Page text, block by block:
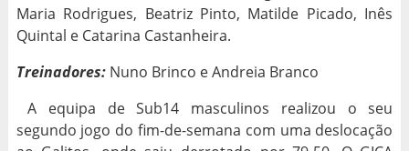
Maria Rodrigues, Beatriz Pinto, Matilde Picado, Inês
Quintal e Catarina Castanheira.
Treinadores:Nuno Brinco e Andreia Branco
A equipa de Sub14 masculinos realizou o seu
segundo jogo do fim-de-semana com uma deslocação